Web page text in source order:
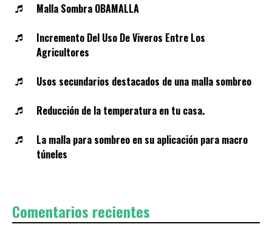
Malla Sombra OBAMALLA
Incremento Del Uso De Viveros Entre Los
Agricultores
Usos secundarios destacados de una malla sombreo
Reducción de la temperatura en tu casa.
La malla para sombreo en su aplicación para macro
túneles
Comentarios recientes